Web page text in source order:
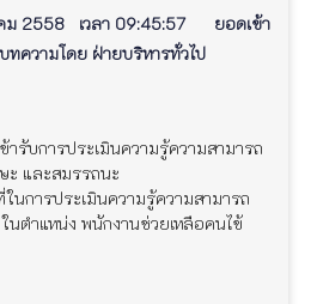
2558 เวลา 09:45:57 ยอดเข้า
ความโดย ฝ่ายบริหารทั่วไป
รับการประเมินความรู้ความสามารถ
ะ และสมรรถนะ
นการประเมินความรู้ความสามารถ
นตำแหน่ง พนักงานช่วยเหลือคนไข้